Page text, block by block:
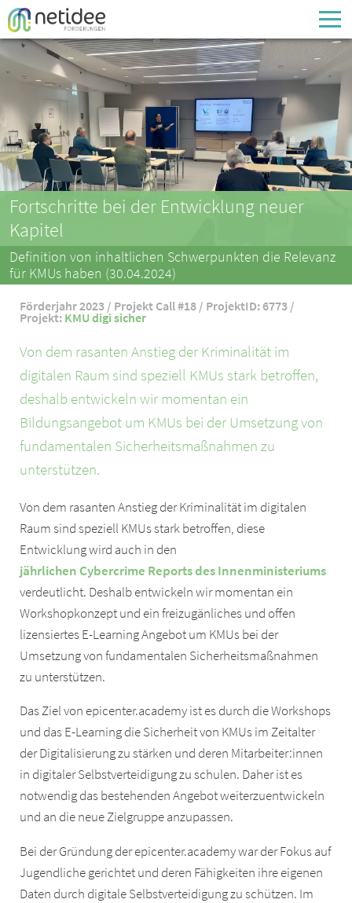
Enter your username or email address
Passwort
Passwort vergessen
Fortschritte bei der Entwicklung neuer
Kapitel
Definition von inhaltlichen Schwerpunkten die Relevanz
für KMUs haben (30.04.2024)
Förderjahr 2023 / Projekt Call #18 / ProjektID: 6773 /
Projekt: KMU digi sicher
Von dem rasanten Anstieg der Kriminalität im
digitalen Raum sind speziell KMUs stark betroffen,
deshalb entwickeln wir momentan ein
Bildungsangebot um KMUs bei der Umsetzung von
fundamentalen Sicherheitsmaßnahmen zu
unterstützen.
Von dem rasanten Anstieg der Kriminalität im digitalen
Raum sind speziell KMUs stark betroffen, diese
Entwicklung wird auch in den
jährlichen Cybercrime Reports des Innenministeriums
verdeutlicht. Deshalb entwickeln wir momentan ein
Workshopkonzept und ein freizugänliches und offen
lizensiertes E-Learning Angebot um KMUs bei der
Umsetzung von fundamentalen Sicherheitsmaßnahmen
zu unterstützen.
Das Ziel von epicenter.academy ist es durch die Workshops
und das E-Learning die Sicherheit von KMUs im Zeitalter
der Digitalisierung zu stärken und deren Mitarbeiter:innen
in digitaler Selbstverteidigung zu schulen. Daher ist es
notwendig das bestehenden Angebot weiterzuentwickeln
und an die neue Zielgruppe anzupassen.
Bei der Gründung der epicenter.academy war der Fokus auf
Jugendliche gerichtet und deren Fähigkeiten ihre eigenen
Daten durch digitale Selbstverteidigung zu schützen. Im